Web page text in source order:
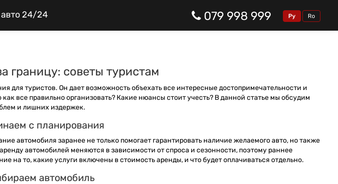
079 998 999
24/24 Ру Ro
границу: советы туристам
для туристов. Он дает возможность объехать все интересные достопримечательности и
все правильно организовать? Какие нюансы стоит учесть? В данной статье мы обсудим
и лишних издержек.
с планирования
автомобиля заранее не только помогает гарантировать наличие желаемого авто, но также
автомобилей меняются в зависимости от спроса и сезонности, поэтому раннее
на то, какие услуги включены в стоимость аренды, и что будет оплачиваться отдельно.
автомобиль